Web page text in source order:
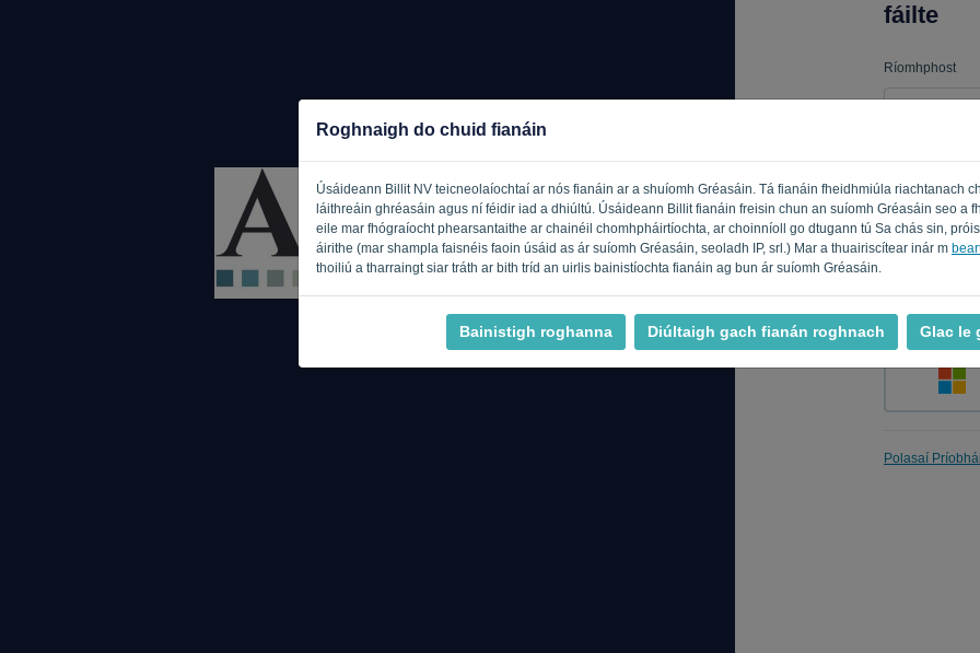
Roghnaigh do chuid fianáin
Úsáideann Billit NV teicneolaíochtaí ar nós fianáin ar a shuíomh Gréasáin. Tá fianáin fheidhmiúla riachtanach
láithreáin ghréasáin agus ní féidir iad a dhiúltú. Úsáideann Billit fianáin freisin chun an suíomh Gréasáin seo a
eile mar fhógraíocht phearsantaithe ar chainéil chomhpháirtíochta, ar choinníoll go dtugann tú Sa chás sin,
áirithe (mar shampla faisnéis faoin úsáid as ár suíomh Gréasáin, seoladh IP, srl.) Mar a thuairiscítear inár m
thoiliú a tharraingt siar tráth ar bith tríd an uirlis bainistíochta fianáin ag bun ár suíomh Gréasáin.
Bainistigh roghanna Diúltaigh gach fianán roghnach Glac le
fáilte
Ríomhphost
Cuir i
Polasaí